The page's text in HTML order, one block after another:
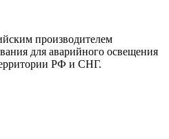
производителем
для аварийного освещения
РФ и СНГ.